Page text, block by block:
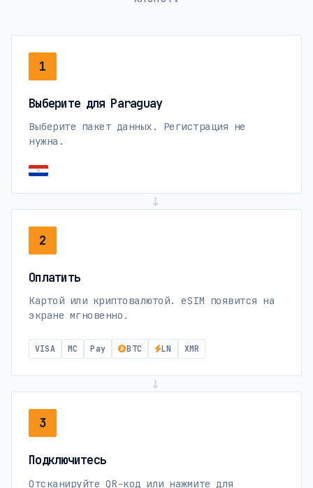
1
Выберите для Paraguay
Выберите пакет данных. Регистрация не
нужна.
2
Оплатить
Картой или криптовалютой. eSIM появится на
экране мгновенно.
VISA MC Pay BTC LN XMR
→
3
Подключитесь
Отсканируйте QR-код или нажмите для